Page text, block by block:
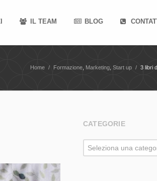
IL TEAM BLOG
Home / Formazione Marketing Start up / 3 libri
CATEGORIE
Categorie
Seleziona una